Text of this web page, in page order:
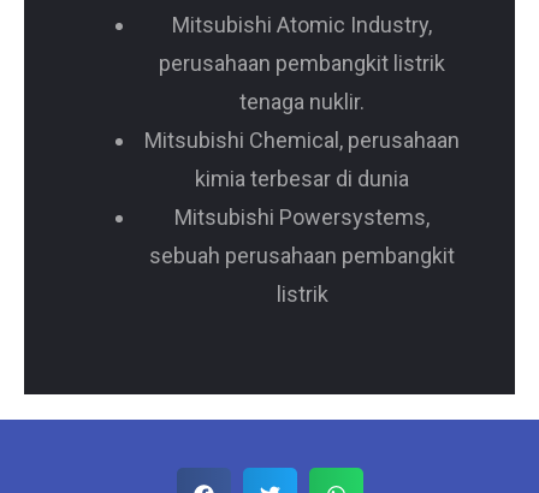
Mitsubishi Atomic Industry,
perusahaan pembangkit listrik
tenaga nuklir.
Mitsubishi Chemical, perusahaan
kimia terbesar di dunia
Mitsubishi Powersystems,
sebuah perusahaan pembangkit
listrik